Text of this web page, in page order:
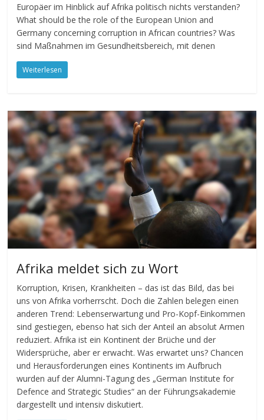
Europäer im Hinblick auf Afrika politisch nichts verstanden?
What should be the role of the European Union and
Germany concerning corruption in African countries? Was
sind Maßnahmen im Gesundheitsbereich, mit denen
Weiterlesen
Afrika meldet sich zu Wort
Korruption, Krisen, Krankheiten – das ist das Bild, das bei
uns von Afrika vorherrscht. Doch die Zahlen belegen einen
anderen Trend: Lebenserwartung und Pro-Kopf-Einkommen
sind gestiegen, ebenso hat sich der Anteil an absolut Armen
reduziert. Afrika ist ein Kontinent der Brüche und der
Widersprüche, aber er erwacht. Was erwartet uns? Chancen
und Herausforderungen eines Kontinents im Aufbruch
wurden auf der Alumni-Tagung des „German Institute for
Defence and Strategic Studies“ an der Führungsakademie
dargestellt und intensiv diskutiert.